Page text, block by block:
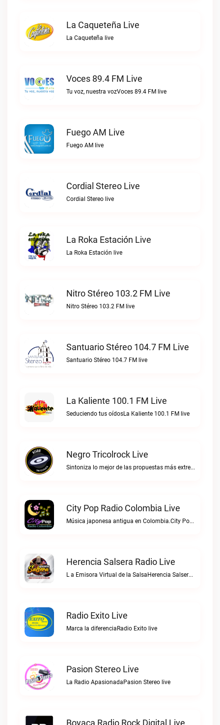
La Caqueteña Live
La Caqueteña live
Voces 89.4 FM Live
Tu voz, nuestra vozVoces 89.4 FM live
Fuego AM Live
Fuego AM live
Cordial Stereo Live
Cordial Stereo live
La Roka Estación Live
La Roka Estación live
Nitro Stéreo 103.2 FM Live
Nitro Stéreo 103.2 FM live
Santuario Stéreo 104.7 FM Live
Santuario Stéreo 104.7 FM live
La Kaliente 100.1 FM Live
Seduciendo tus oídosLa Kaliente 100.1 FM live
Negro Tricolrock Live
Sintoniza lo mejor de las propuestas más extremas y virtuosas del metal colombianoNegro Tricolrock live
City Pop Radio Colombia Live
Música japonesa antigua en Colombia.City Pop Radio Colombia live
Herencia Salsera Radio Live
L a Emisora Virtual de la SalsaHerencia Salsera Radio live
Radio Exito Live
Marca la diferenciaRadio Exito live
Pasion Stereo Live
La Radio ApasionadaPasion Stereo live
Boyaca Radio Rock Digital Live